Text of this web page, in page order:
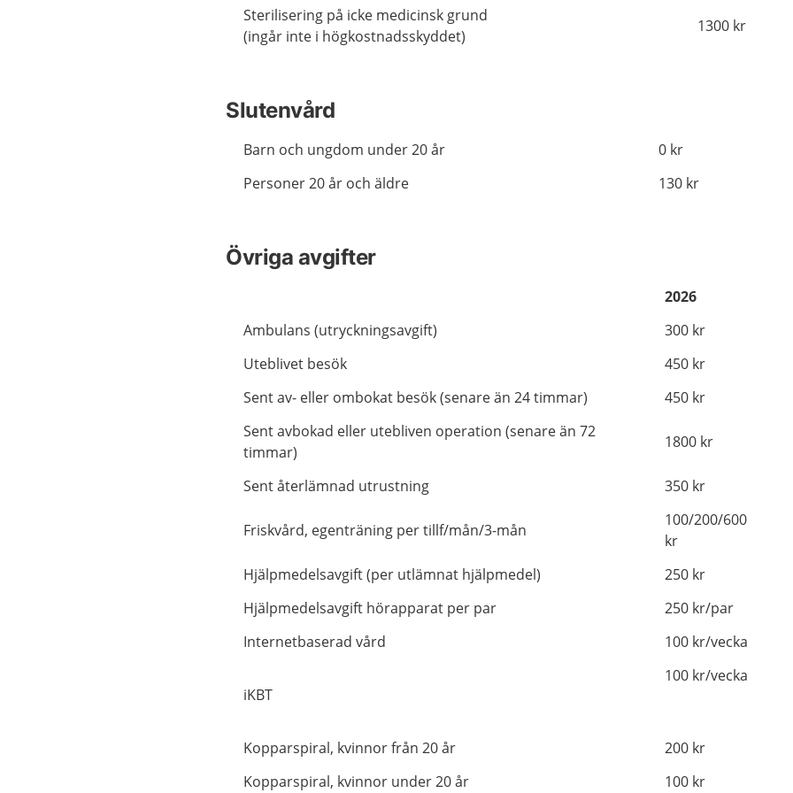
Sterilisering på icke medicinsk grund
(ingår inte i högkostnadsskyddet)
1300 kr
Slutenvård
Barn och ungdom under 20 år
0 kr
Personer 20 år och äldre
130 kr
Övriga avgifter
2026
Ambulans (utryckningsavgift)
300 kr
Uteblivet besök
450 kr
Sent av- eller ombokat besök (senare än 24 timmar)
450 kr
Sent avbokad eller utebliven operation (senare än 72
timmar)
1800 kr
Sent återlämnad utrustning 350 kr
Friskvård, egenträning per tillf/mån/3-mån
100/200/600
kr
Hjälpmedelsavgift (per utlämnat hjälpmedel)
250 kr
Hjälpmedelsavgift hörapparat per par
250 kr/par
Internetbaserad vård
100 kr/vecka
iKBT
100 kr/vecka
Kopparspiral, kvinnor från 20 år
200 kr
Kopparspiral, kvinnor under 20 år
100 kr